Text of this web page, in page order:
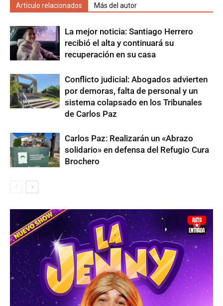
Artículo relacionados Más del autor
La mejor noticia: Santiago Herrero
recibió el alta y continuará su
recuperación en su casa
Conflicto judicial: Abogados advierten
por demoras, falta de personal y un
sistema colapsado en los Tribunales
de Carlos Paz
Carlos Paz: Realizarán un «Abrazo
solidario» en defensa del Refugio Cura
Brochero